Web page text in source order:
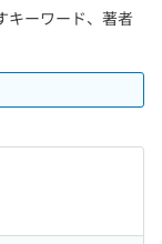
キーワード、著者